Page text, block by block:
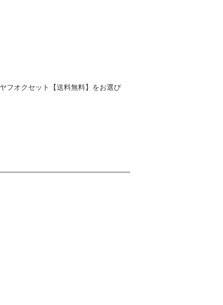
フオクセット【送料無料】をお選び